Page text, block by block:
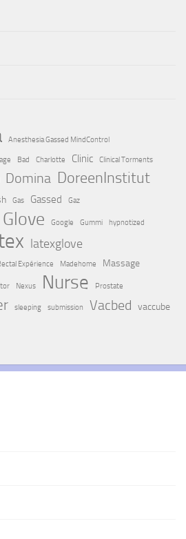
Anesthesia Gassed MindControl
Bad Charlotte Clinic Clinical Torments
Domina DoreenInstitut
Gas Gassed Gaz
Glove Google Gummi hypnotized
latexglove
Expérience Madehome Massage
Nexus Nurse Prostate
sleeping submission Vacbed
vaccube